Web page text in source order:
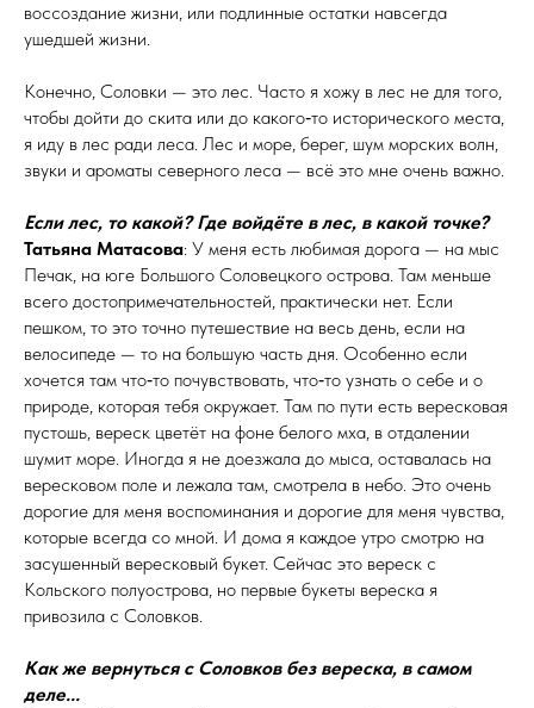
воссоздание жизни, или подлинные остатки навсегда
ушедшей жизни.
Конечно, Соловки — это лес. Часто я хожу в лес не для того,
чтобы дойти до скита или до какого‑то исторического места,
я иду в лес ради леса. Лес и море, берег, шум морских волн,
звуки и ароматы северного леса — всё это мне очень важно.
Если лес, то какой? Где войдёте в лес, в какой точке?
Татьяна Матасова: У меня есть любимая дорога — на мыс
Печак, на юге Большого Соловецкого острова. Там меньше
всего достопримечательностей, практически нет. Если
пешком, то это точно путешествие на весь день, если на
велосипеде — то на большую часть дня. Особенно если
хочется там что‑то почувствовать, что‑то узнать о себе и о
природе, которая тебя окружает. Там по пути есть вересковая
пустошь, вереск цветёт на фоне белого мха, в отдалении
шумит море. Иногда я не доезжала до мыса, оставалась на
вересковом поле и лежала там, смотрела в небо. Это очень
дорогие для меня воспоминания и дорогие для меня чувства,
которые всегда со мной. И дома я каждое утро смотрю на
засушенный вересковый букет. Сейчас это вереск с
Кольского полуострова, но первые букеты вереска я
привозила с Соловков.
Как же вернуться с Соловков без вереска, в самом
деле...